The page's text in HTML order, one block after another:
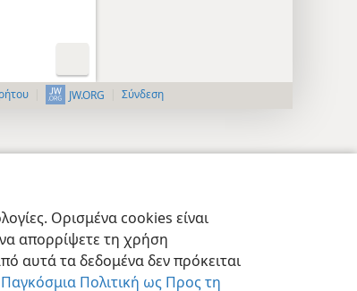
Ορισμένα cookies είναι
απορρίψετε τη χρήση
αυτά τα δεδομένα δεν πρόκειται
Παγκόσμια Πολιτική ως Προς τη
JW.ORG Σύνδεση